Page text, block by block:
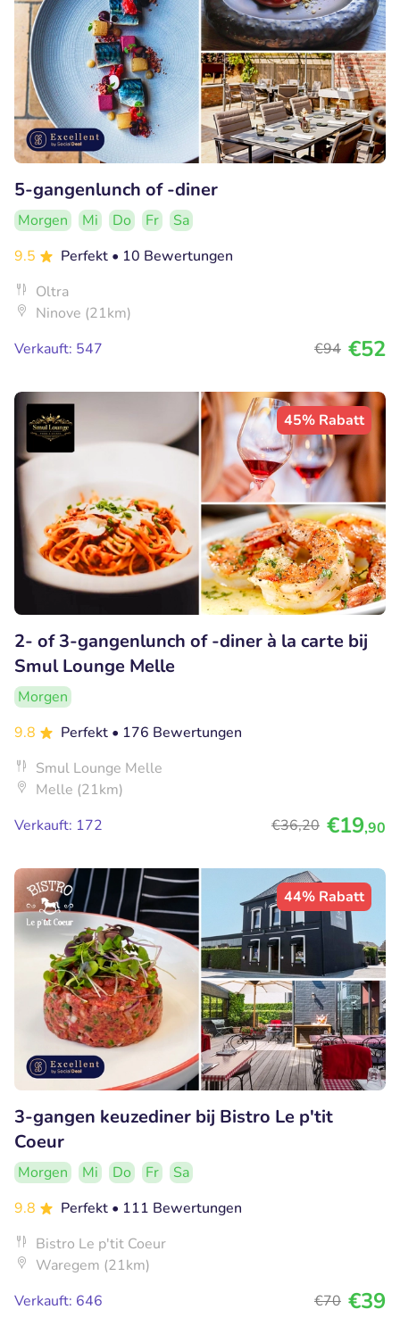
5-gangenlunch of -diner
Morgen Mi Do Fr
Sa
9.5
Perfekt • 10 Bewertungen
Oltra
Ninove (21km)
Verkauft: 547
€94 €52
45% Rabatt
2- of 3-gangenlunch of -diner à la carte bij
Smul Lounge Melle
Morgen
9.8
Perfekt • 176 Bewertungen
Smul Lounge Melle
Melle (21km)
Verkauft: 172
€36,20 €19,90
44% Rabatt
3-gangen keuzediner bij Bistro Le p'tit
Coeur
Morgen Mi Do Fr
Sa
9.8
Perfekt • 111 Bewertungen
Bistro Le p'tit Coeur
Waregem (21km)
Verkauft: 646
€70 €39